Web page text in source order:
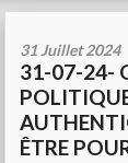
31 Juillet 2024
31-07-24-
ÊTRE